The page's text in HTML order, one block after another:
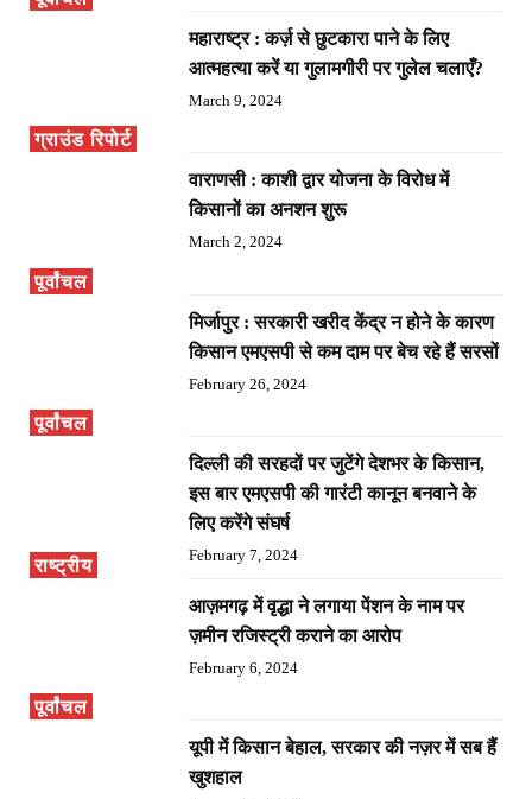
ग्राउंड रिपोर्ट
महाराष्ट्र : कर्ज़ से छुटकारा पाने के लिए
आत्महत्या करें या गुलामगीरी पर गुलेल चलाएँ?
March 9, 2024
पूर्वांचल
वाराणसी : काशी द्वार योजना के विरोध में
किसानों का अनशन शुरू
March 2, 2024
पूर्वांचल
मिर्जापुर : सरकारी खरीद केंद्र न होने के कारण
किसान एमएसपी से कम दाम पर बेच रहे हैं सरसों
February 26, 2024
राष्ट्रीय
दिल्ली की सरहदों पर जुटेंगे देशभर के किसान,
इस बार एमएसपी की गारंटी कानून बनवाने के
लिए करेंगे संघर्ष
February 7, 2024
पूर्वांचल
आज़मगढ़ में वृद्धा ने लगाया पेंशन के नाम पर
ज़मीन रजिस्ट्री कराने का आरोप
February 6, 2024
यूपी में किसान बेहाल, सरकार की नज़र में सब हैं
खुशहाल